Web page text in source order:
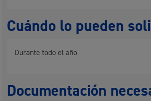
Cuándo lo pueden
Durante todo el año
Documentación